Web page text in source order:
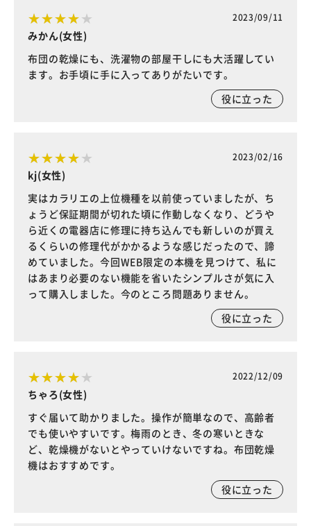
2023/09/11
みかん(女性)
布団の乾燥にも、洗濯物の部屋干しにも大活躍してい
ます。お手頃に手に入ってありがたいです。
役に立った
2023/02/16
kj(女性)
実はカラリエの上位機種を以前使っていましたが、ち
ょうど保証期間が切れた頃に作動しなくなり、どうや
ら近くの電器店に修理に持ち込んでも新しいのが買え
るくらいの修理代がかかるような感じだったので、諦
めていました。今回WEB限定の本機を見つけて、私に
はあまり必要のない機能を省いたシンプルさが気に入
って購入しました。今のところ問題ありません。
役に立った
2022/12/09
ちゃろ(女性)
すぐ届いて助かりました。操作が簡単なので、高齢者
でも使いやすいです。梅雨のとき、冬の寒いときな
ど、乾燥機がないとやっていけないですね。布団乾燥
機はおすすめです。
役に立った